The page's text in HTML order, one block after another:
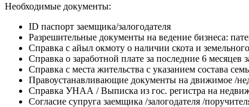
Необходимые документы:
ID паспорт заемщика/залогодателя
Разрешительные документы на ведение бизнеса:
Справка с айыл окмоту о наличии скота и
Справка о заработной плате за последние 6 месяцев
Справка с места жительства с указанием состава
Правоустанавливающие документы на движимое /
Справка УНАА / Выписка из гос. регистра на
Согласие супруга заемщика /залогодателя /